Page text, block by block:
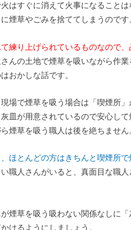
はすぐに消えて火事になること
煙草やごみを捨ててしまうのです
練り上げられているものなので
んの土地で煙草を吸いながら作
おかしな話です。
場で煙草を吸う場合は「喫煙所
皿が用意されているので安心して
煙草を吸う職人は後を絶ちません
ほとんどの方はきちんと喫煙所
職人さんがいると、真面目な職
煙草を吸う吸わない関係なしに
けるようにしましょう。